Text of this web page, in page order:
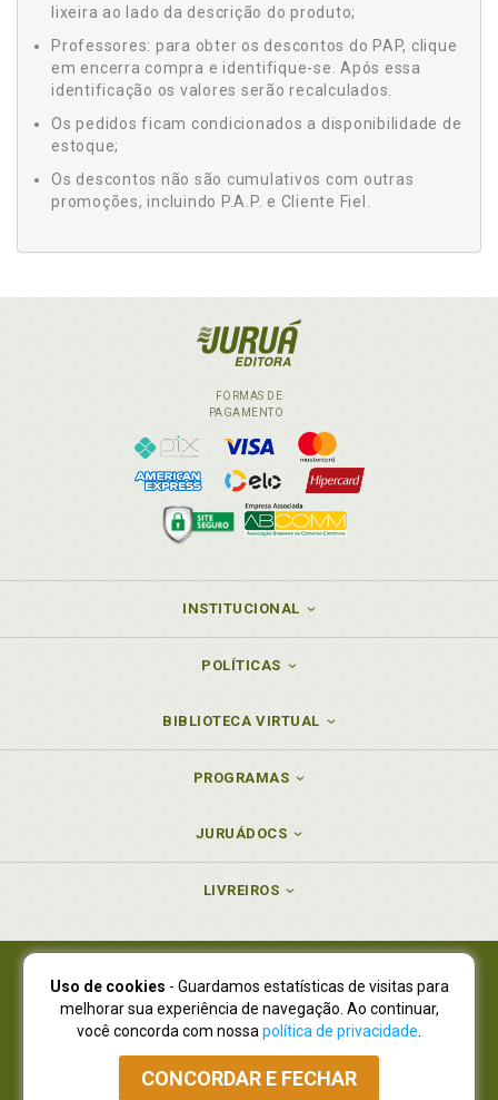
lixeira ao lado da descrição do produto;
Professores: para obter os descontos do PAP, clique
em encerra compra e identifique-se. Após essa
identificação os valores serão recalculados.
Os pedidos ficam condicionados a disponibilidade de
estoque;
Os descontos não são cumulativos com outras
promoções, incluindo P.A.P. e Cliente Fiel.
FORMAS DE
PAGAMENTO
INSTITUCIONAL
POLÍTICAS
BIBLIOTECA VIRTUAL
PROGRAMAS
JURUÁDOCS
LIVREIROS
Juruá Editora Ltda., CNPJ 77.535.508/0001-19
Juruá Informática Ltda., CNPJ 01.701.561/0001-80
NOVO ENDEREÇO:R. Flávio Dallegrave, 7665, São Lourenço |
Curitiba - Paraná - CEP 82210-310
Atendimento: (41) 4009-3900|Vendas Atacado: (41) 4009-3939
Uso de cookies - Guardamos estatísticas de visitas para
melhorar sua experiência de navegação. Ao continuar,
você concorda com nossa política de privacidade
CONCORDAR E FECHAR